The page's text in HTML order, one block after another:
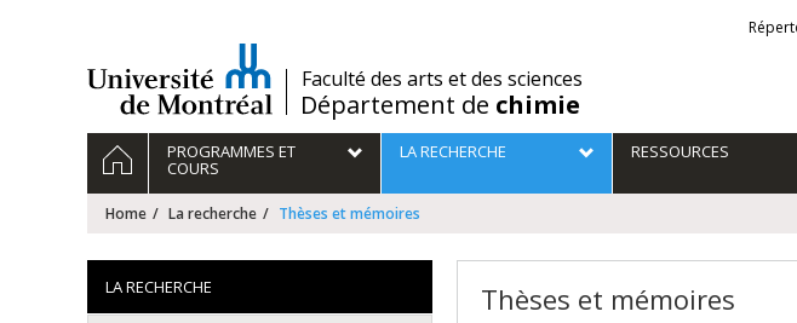
/Faculté des arts et des sciences
Département de chimie
Liens
Navigation
principale
HOMEPROGRAMMES ET
COURS
LA RECHERCHE RESSOURCES
Home La recherche Thèses et mémoires
Thèses et mémoires
LA RECHERCHE